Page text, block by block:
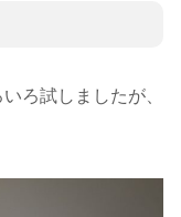
ろ試しましたが、